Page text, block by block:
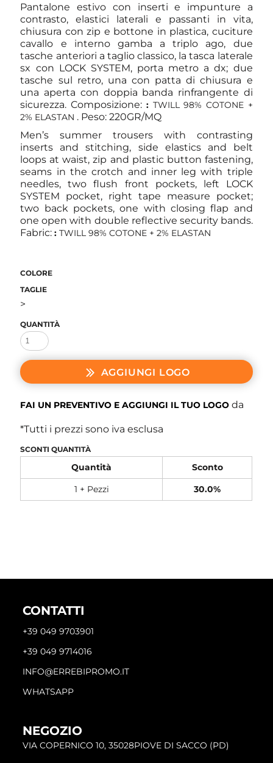
Pantalone estivo con inserti e impunture a
contrasto, elastici laterali e passanti in vita,
chiusura con zip e bottone in plastica, cuciture
cavallo e interno gamba a triplo ago, due
tasche anteriori a taglio classico, la tasca laterale
sx con LOCK SYSTEM, porta metro a dx; due
tasche sul retro, una con patta di chiusura e
una aperta con doppia banda rinfrangente di
sicurezza. Composizione: :TWILL 98% COTONE +
2% ELASTAN . Peso: 220GR/MQ
Men’s summer trousers with contrasting
inserts and stitching, side elastics and belt
loops at waist, zip and plastic button fastening,
seams in the crotch and inner leg with triple
needles, two flush front pockets, left LOCK
SYSTEM pocket, right tape measure pocket;
two back pockets, one with closing flap and
one open with double reflective security bands.
Fabric:: TWILL 98% COTONE + 2% ELASTAN
COLORE
TAGLIE
>
QUANTITÀ
AGGIUNGI LOGO
FAI UN PREVENTIVO E AGGIUNGI IL TUO LOGO da
*Tutti i prezzi sono iva esclusa
SCONTI QUANTITÀ
Quantità
Sconto
1 + Pezzi
30.0%
CONTATTI
+39 049 9703901
+39 049 9714016
INFO@ERREBIPROMO.IT
WHATSAPP
NEGOZIO
VIA COPERNICO 10, 35028PIOVE DI SACCO (PD)